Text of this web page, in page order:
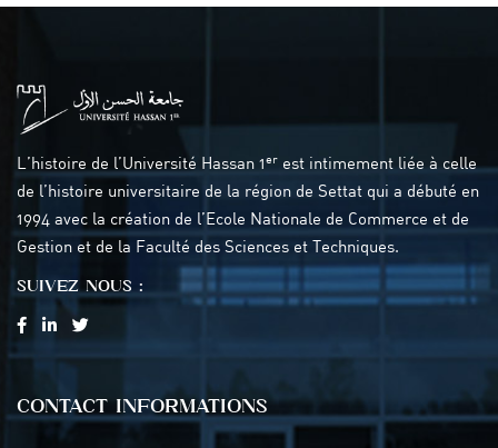
L’histoire de l’Université Hassan 1er est intimement liée à celle
de l’histoire universitaire de la région de Settat qui a débuté en
1994 avec la création de l’Ecole Nationale de Commerce et de
Gestion et de la Faculté des Sciences et Techniques.
SUIVEZ NOUS :
CONTACT INFORMATIONS